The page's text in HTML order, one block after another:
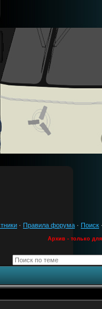
· Правила форума · Поиск ·
Архив - только для